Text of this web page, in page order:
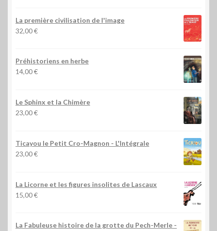
La première civilisation de l'image
32,00€
Préhistoriens en herbe
14,00€
Le Sphinx et la Chimère
23,00€
Ticayou le Petit Cro-Magnon - L'Intégrale
23,00€
La Licorne et les figures insolites de Lascaux
15,00€
La Fabuleuse histoire de la grotte du Pech-Merle -